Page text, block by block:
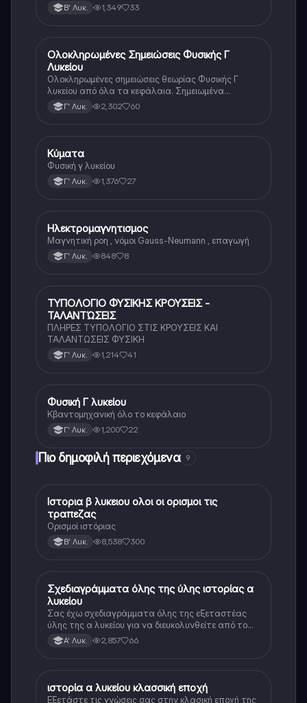
Β' Λυκ. 1,349 33
Φυσική (Θετ.)
Ολοκληρωμένες Σημειώσεις Φυσικής Γ
Λυκείου
Ολοκληρωμένες σημειώσεις θεωρίας Φυσικής Γ
λυκείου από όλα τα κεφάλαια. Σημειωμένα
λεπτομερώς με λεπτά κομμάτια της ύλης που θα
ξέφευγαν σε πολλούς.
Γ' Λυκ. 2,302 60
Φυσική
Κύματα
Φυσική γ λυκείου
Γ' Λυκ. 1,376 27
Φυσική (Θετ.)
Ηλεκτρομαγνητισμος
Μαγνητική ροη , νόμοι Gauss-Neumann , επαγωγή
Γ' Λυκ. 848 8
Φυσική
ΤΥΠΟΛΟΓΙΟ ΦΥΣΙΚΗΣ ΚΡΟΥΣΕΙΣ -
ΤΑΛΑΝΤΏΣΕΙΣ
ΠΛΗΡΕΣ ΤΥΠΟΛΟΓΙΟ ΣΤΙΣ ΚΡΟΥΣΕΙΣ ΚΑΙ
ΤΑΛΑΝΤΩΣΕΙΣ ΦΥΣΙΚΗ
Γ' Λυκ. 1,214 41
Φυσική (Θετ.)
Φυσική Γ λυκείου
Κβαντομηχανική όλο το κεφάλαιο
Γ' Λυκ. 1,200 22
Πιο δημοφιλή περιεχόμενα 9
Ιστορία
Ιστορια β λυκειου ολοι οι ορισμοι τις
τραπεζας
Ορισμοί ιστόριας
Β' Λυκ. 8,538 300
Ιστορία
Σχεδιαγράμματα όλης της ύλης ιστορίας α
λυκείου
Σας έχω σχεδιαγράμματα όλης της εξεταστέας
ύλης της α λυκείου για να διευκολυνθείτε από το
τεράστιο βάρος του βιβλίου
Α' Λυκ. 2,857 66
Ιστορία
ιστορία α λυκείου κλασσική εποχή
Εξετάστε τις γνώσεις σας στην κλασική εποχή της